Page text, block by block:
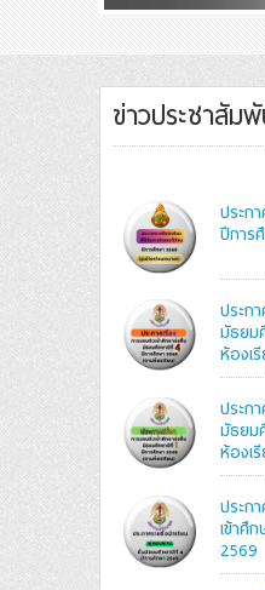
ข่าวประชาสัม
ประก
ปีการ
ประก
มัธยม
ห้องเ
ประก
มัธยม
ห้องเ
ประก
เข้าศึ
2569